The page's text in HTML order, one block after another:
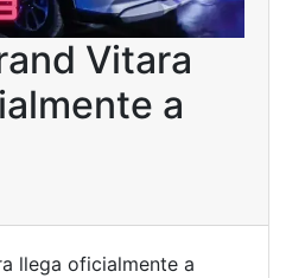
Vitara
a
llega oficialmente a